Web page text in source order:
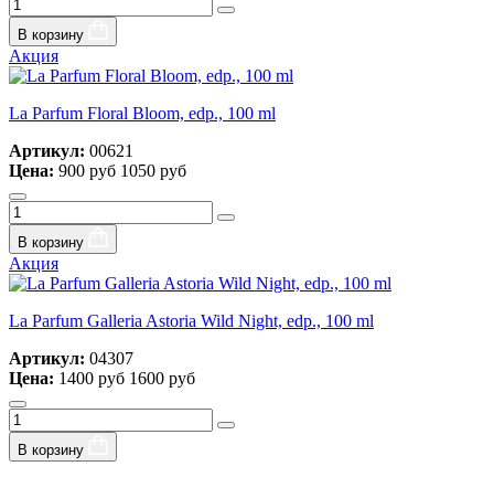
В корзину
Акция
La Parfum Floral Bloom, edp., 100 ml
Артикул: 00621
Цена: 900 руб 1050 руб
В корзину
Акция
La Parfum Galleria Astoria Wild Night, edp., 100 ml
Артикул: 04307
Цена: 1400 руб 1600 руб
В корзину